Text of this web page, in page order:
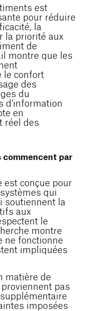
est
pour réduire
la
la priorité aux
de
montre que les
le confort
des
du
d'information
en
réel des
par
est conçue pour
qui
soutiennent la
aux
le
montre
ne fonctionne
impliquées
matière de
pas
imposées